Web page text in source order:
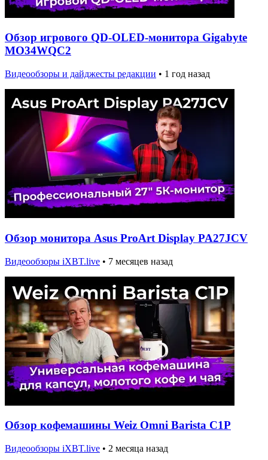
Обзор игрового QD-OLED-монитора Gigabyte
MO34WQC2
Видеообзоры и дайджесты редакции • 1 год назад
Обзор монитора Asus ProArt Display PA27JCV
Видеообзоры iXBT.live • 7 месяцев назад
Обзор кофемашины Weiz Omni Barista C1P
Видеообзоры iXBT.live • 2 месяца назад